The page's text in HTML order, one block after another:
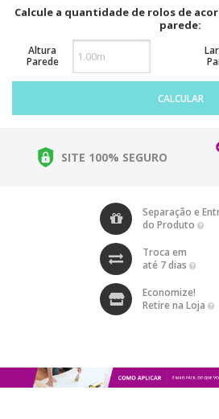
Calcule a quantidade de rolos de
parede:
Altura
Parede
CALCULAR
SITE 100% SEGURO
Separação e
do Produto
Troca em
até 7 dias
Economize!
Retire na Loja